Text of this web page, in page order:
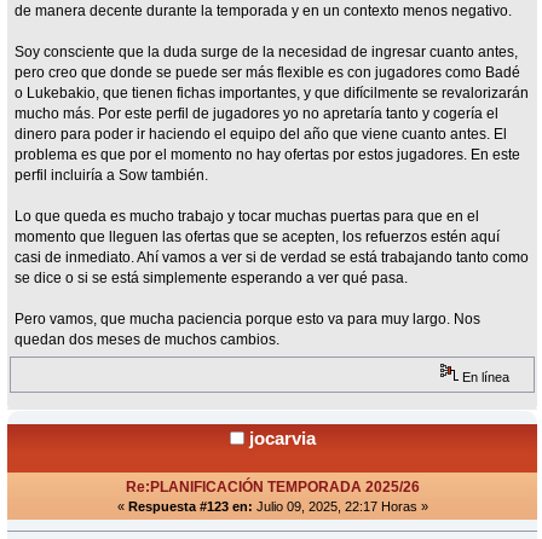
de manera decente durante la temporada y en un contexto menos negativo.
Soy consciente que la duda surge de la necesidad de ingresar cuanto antes,
pero creo que donde se puede ser más flexible es con jugadores como Badé
o Lukebakio, que tienen fichas importantes, y que difícilmente se revalorizarán
mucho más. Por este perfil de jugadores yo no apretaría tanto y cogería el
dinero para poder ir haciendo el equipo del año que viene cuanto antes. El
problema es que por el momento no hay ofertas por estos jugadores. En este
perfil incluiría a Sow también.
Lo que queda es mucho trabajo y tocar muchas puertas para que en el
momento que lleguen las ofertas que se acepten, los refuerzos estén aquí
casi de inmediato. Ahí vamos a ver si de verdad se está trabajando tanto como
se dice o si se está simplemente esperando a ver qué pasa.
Pero vamos, que mucha paciencia porque esto va para muy largo. Nos
quedan dos meses de muchos cambios.
En línea
jocarvia
Re:PLANIFICACIÓN TEMPORADA 2025/26
« Respuesta #123 en: Julio 09, 2025, 22:17 Horas »